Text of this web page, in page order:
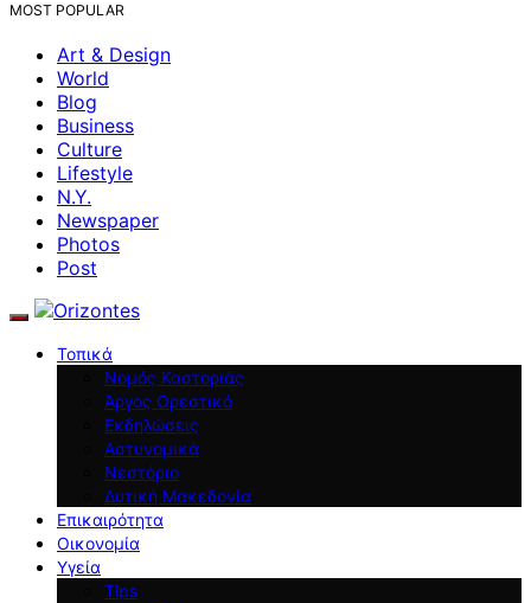
MOST POPULAR
Art & Design
World
Blog
Business
Culture
Lifestyle
N.Y.
Newspaper
Photos
Post
Τοπικά
Νομός Καστοριάς
Άργος Ορεστικό
Εκδηλώσεις
Αστυνομικά
Νεστόριο
Δυτική Μακεδονία
Επικαιρότητα
Οικονομία
Υγεία
Tips